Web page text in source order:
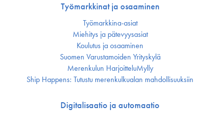
Työmarkkinat ja osaaminen
Työmarkkina-asiat
Miehitys ja pätevyys­asiat
Koulutus ja osaaminen
Suomen Varustamoiden Yrityskylä
Merenkulun HarjoitteluMylly
Ship Happens: Tutustu merenkulkualan mahdollisuuksiin
Digitalisaatio ja automaatio